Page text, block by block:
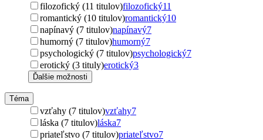
filozofický (11 titulov)filozofický11
romantický (10 titulov)romantický10
napínavý (7 titulov)napínavý7
humorný (7 titulov)humorný7
psychologický (7 titulov)psychologický7
erotický (3 tituly)erotický3
Ďalšie možnosti
Téma
vzťahy (7 titulov)vzťahy7
láska (7 titulov)láska7
priateľstvo (7 titulov)priateľstvo7